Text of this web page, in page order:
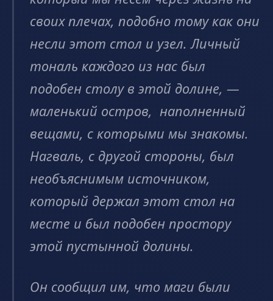
своих плечах, подобно тому как они
несли этот стол и узел. Личный
тональ каждого из нас был
подобен столу в этой долине, —
маленький остров, наполненный
вещами, с которыми мы знакомы.
Нагваль, с другой стороны, был
необъяснимым источником,
который держал этот стол на
месте и был подобен простору
этой пустынной долины.
Он сообщил им, что маги были